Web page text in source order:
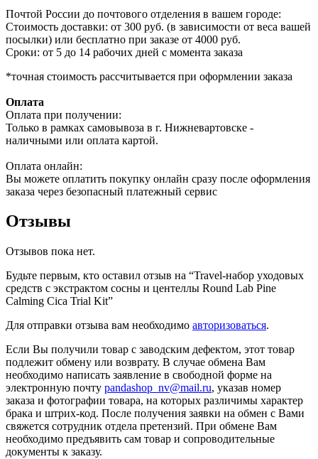
Почтой России до почтового отделения в вашем городе:
Стоимость доставки: от 300 руб. (в зависимости от веса вашей
посылки) или бесплатно при заказе от 4000 руб.
Сроки: от 5 до 14 рабочих дней с момента заказа
*точная стоимость рассчитывается при оформлении заказа
Оплата
Оплата при получении:
Только в рамках самовывоза в г. Нижневартовске -
наличными или оплата картой.
Оплата онлайн:
Вы можете оплатить покупку онлайн сразу после оформления
заказа через безопасный платежный сервис
Отзывы
Отзывов пока нет.
Будьте первым, кто оставил отзыв на “Travel-набор уходовых
средств с экстрактом сосны и центеллы Round Lab Pine
Calming Cica Trial Kit”
Для отправки отзыва вам необходимо авторизоваться.
Если Вы получили товар с заводским дефектом, этот товар
подлежит обмену или возврату. В случае обмена Вам
необходимо написать заявление в свободной форме на
электронную почту pandashop_nv@mail.ru, указав номер
заказа и фотографии товара, на которых различимы характер
брака и штрих-код. После получения заявки на обмен с Вами
свяжется сотрудник отдела претензий. При обмене Вам
необходимо предъявить сам товар и сопроводительные
документы к заказу.